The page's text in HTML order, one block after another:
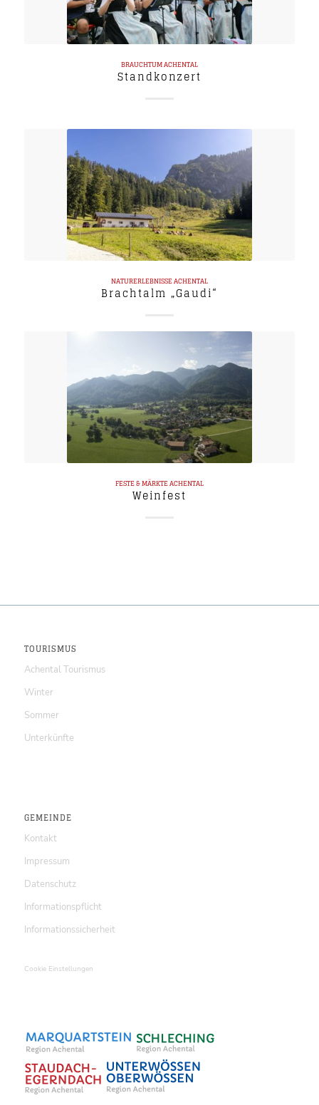
BRAUCHTUMACHENTAL
Standkonzert
NATURERLEBNISSEACHENTAL
Brachtalm „Gaudi“
FESTE & MÄRKTEACHENTAL
Weinfest
TOURISMUS
Achental Tourismus
Winter
Sommer
Unterkünfte
GEMEINDE
Kontakt
Impressum
Datenschutz
Informationspflicht
Informationssicherheit
Cookie Einstellungen